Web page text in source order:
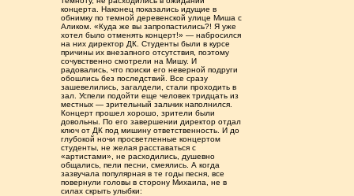
концерта. Наконец показались идущие в
обнимку по темной деревенской улице Миша с
Аликом. «Куда же вы запропастились?! Я уже
хотел было отменять концерт!» — набросился
на них директор ДК. Студенты были в курсе
причины их внезапного отсутствия, поэтому
сочувственно смотрели на Мишу. И
радовались, что поиски его неверной подруги
обошлись без последствий. Все сразу
зашевелились, загалдели, стали проходить в
зал. Успели подойти еще человек тридцать из
местных — зрительный зальчик наполнился.
Концерт прошел хорошо, зрители были
довольны. По его завершении директор отдал
ключ от ДК под мишину ответственность. И до
глубокой ночи просветленные концертом
студенты, не желая расставаться с
«артистами», не расходились, душевно
общались, пели песни, смеялись. А когда
зазвучала популярная в те годы песня, все
повернули головы в сторону Михаила, не в
силах скрыть улыбки: